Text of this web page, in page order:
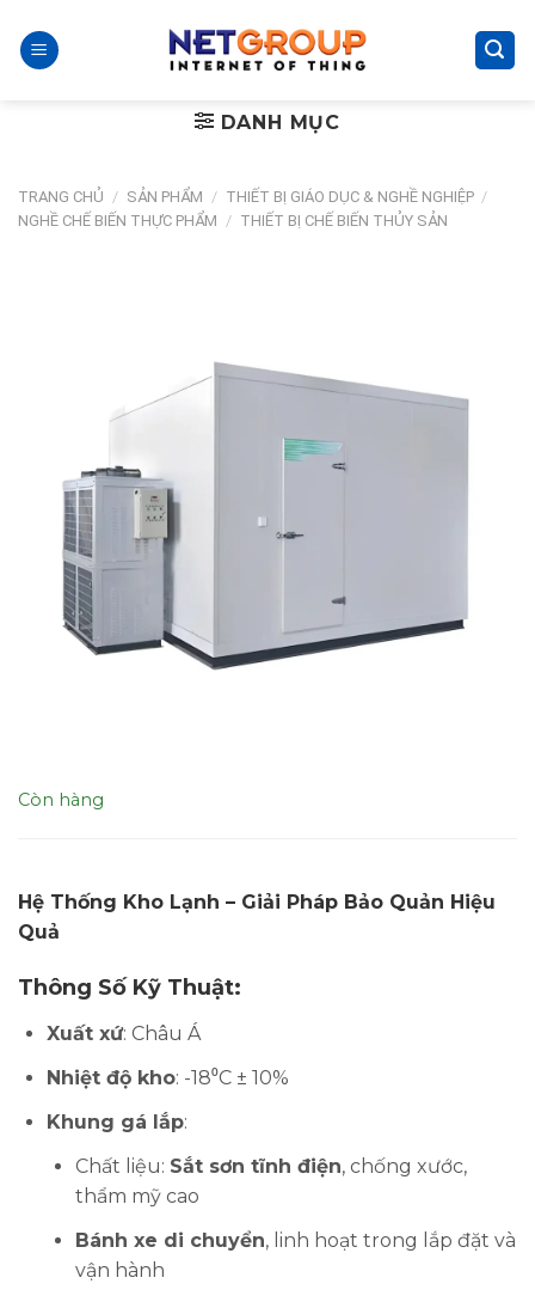
content
DANH MỤC
TRANG CHỦ / SẢN PHẨM / THIẾT BỊ GIÁO DỤC & NGHỀ NGHIỆP /
NGHỀ CHẾ BIẾN THỰC PHẨM / THIẾT BỊ CHẾ BIẾN THỦY SẢN
Còn hàng
Hệ Thống Kho Lạnh – Giải Pháp Bảo Quản Hiệu
Quả
Thông Số Kỹ Thuật:
Xuất xứ: Châu Á
Nhiệt độ kho: -18⁰C ± 10%
Khung gá lắp:
Chất liệu: Sắt sơn tĩnh điện, chống xước,
thẩm mỹ cao
Bánh xe di chuyển, linh hoạt trong lắp đặt và
vận hành